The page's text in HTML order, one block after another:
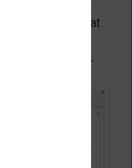
régler le format
mettre sur
modifier cela.